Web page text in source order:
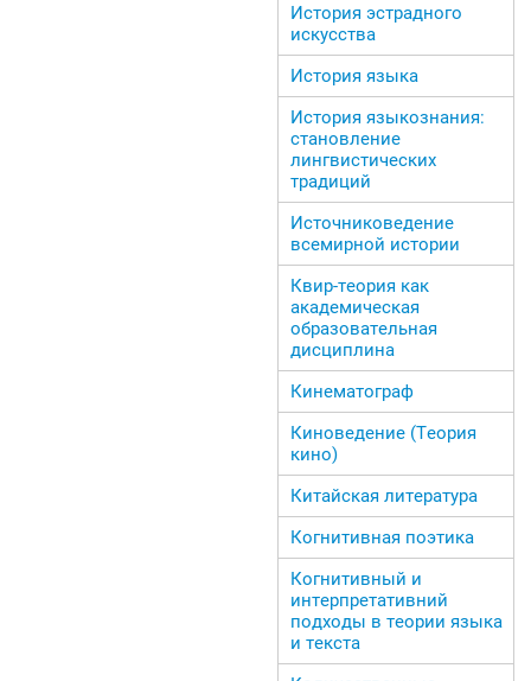
История эстрадного
искусства
История языка
История языкознания:
становление
лингвистических
традиций
Источниковедение
всемирной истории
Квир-теория как
академическая
образовательная
дисциплина
Кинематограф
Киноведение (Теория
кино)
Китайская литература
Когнитивная поэтика
Когнитивный и
интерпретативний
подходы в теории языка
и текста